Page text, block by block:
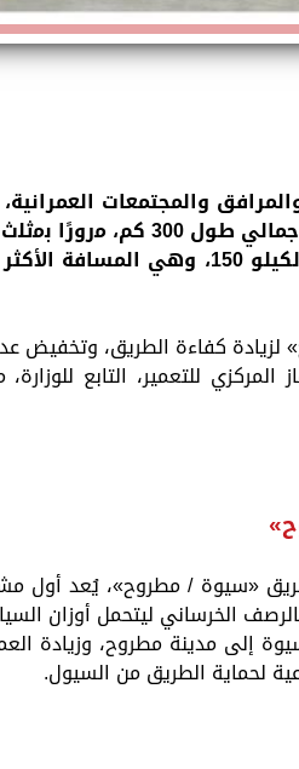
مشروع ازدواج طريق «سيوة / مطروح»
– ﺳﻳﻭة»، في المسافة من الكيلو 100:
كفاءة الطريق، وتخفيض عدد
المركزي للتعمير، التابع
«سيوة / مطروح»، يُعد أول
الخرساني ليتحمل أوزان
إلى مدينة مطروح، وزيادة
لحماية الطريق من السيول.